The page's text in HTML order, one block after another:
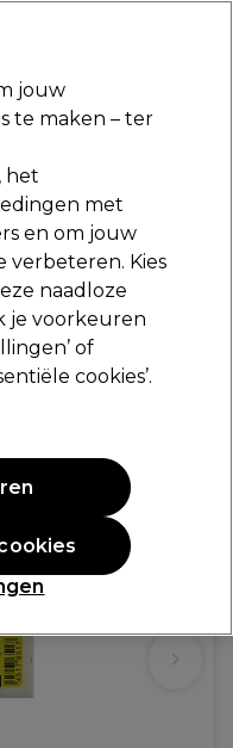
Aanmelden
t/m vrijdag
jouw
te maken – ter
het
met
en om jouw
verbeteren. Kies
naadloze
je voorkeuren
of
cookies’.